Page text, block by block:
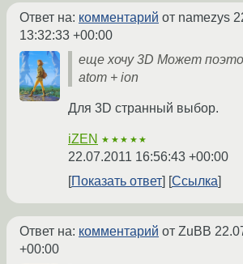
Ответ на: комментарий от namezys
13:32:33 +00:00
еще хочу 3D Может
atom + ion
Для 3D странный выбор.
iZEN ★★★★★
22.07.2011 16:56:43 +00:00
Показать ответ
Ссылка
Ответ на: комментарий от ZuBB
+00:00